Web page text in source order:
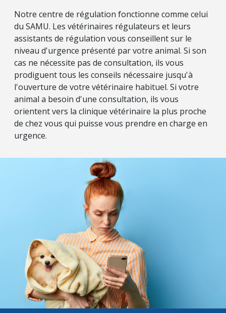
Notre centre de régulation fonctionne comme celui
du SAMU. Les vétérinaires régulateurs et leurs
assistants de régulation vous conseillent sur le
niveau d'urgence présenté par votre animal. Si son
cas ne nécessite pas de consultation, ils vous
prodiguent tous les conseils nécessaire jusqu'à
l'ouverture de votre vétérinaire habituel. Si votre
animal a besoin d'une consultation, ils vous
orientent vers la clinique vétérinaire la plus proche
de chez vous qui puisse vous prendre en charge en
urgence.